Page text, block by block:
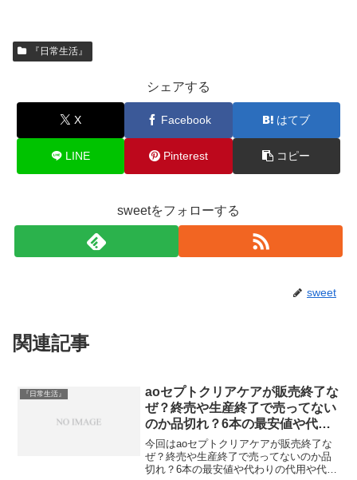
『日常生活』
シェアする
X Facebook はてブ
LINE Pinterest コピー
sweetをフォローする
sweet
関連記事
『日常生活』
aoセプトクリアケアが販売終了な
ぜ？終売や生産終了で売ってない
のか品切れ？6本の最安値や代わ
りの代用や代替品や値上がりで高
くなった理由やコンセプトワンス
テップとの違いは？
今回はaoセプトクリアケアが販売終了な
ぜ？終売や生産終了で売ってないのか品
切れ？6本の最安値や代わりの代用や代替